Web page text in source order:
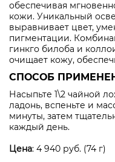
обеспечивая
кожи. Уникальный
выравнивает цвет,
пигментации.
гинкго билоба и
очищает кожу,
СПОСОБ
Насыпьте 1\2 чайной
ладонь, вспеньте и
минуты, затем
каждый день.
Цена: 4 940 руб. (74 г)